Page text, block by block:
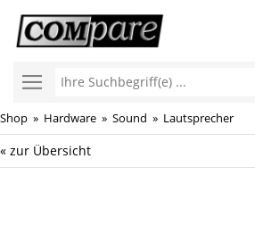
Shop » Hardware » Sound » Lautsprecher
« zur Übersicht